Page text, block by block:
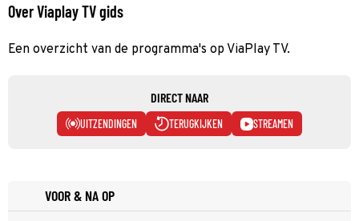
Over Viaplay TV gids
Een overzicht van de programma's op ViaPlay TV.
DIRECT NAAR
UITZENDINGEN TERUGKIJKEN STREAMEN
VOOR & NA OP